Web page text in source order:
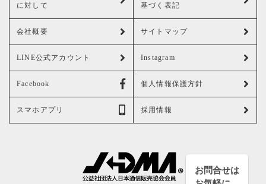
に対して
基づく表記
会社概要 サイトマップ
LINE公式アカウント Instagram
Facebook 個人情報保護方針
スマホアプリ 採用情報
お問合せは